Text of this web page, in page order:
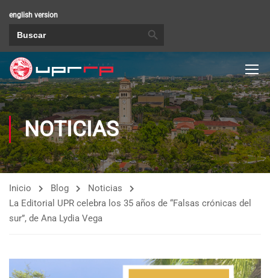
english version
NOTICIAS
Inicio Blog
Noticias
La Editorial UPR celebra los 35 años de “Falsas crónicas del
sur”, de Ana Lydia Vega